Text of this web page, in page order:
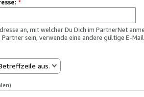
*
an, mit welcher Du Dich im PartnerNet
sein, verwende eine andere gültige E-
aus.